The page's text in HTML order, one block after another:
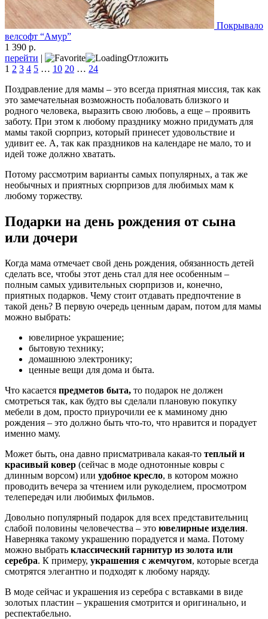
Покрывало
велсофт “Амур”
1 390 р.
перейти |
Отложить
1 2 3 4 5 … 10 20 … 24
Поздравление для мамы – это всегда приятная миссия, так как
это замечательная возможность побаловать близкого и
родного человека, выразить свою любовь, а еще – проявить
заботу. При этом к любому празднику можно придумать для
мамы такой сюрприз, который принесет удовольствие и
удивит ее. А, так как праздников на календаре не мало, то и
идей тоже должно хватать.
Потому рассмотрим варианты самых популярных, а так же
необычных и приятных сюрпризов для любимых мам к
любому торжеству.
Подарки на день рождения от сына
или дочери
Когда мама отмечает свой день рождения, обязанность детей
сделать все, чтобы этот день стал для нее особенным –
полным самых удивительных сюрпризов и, конечно,
приятных подарков. Чему стоит отдавать предпочтение в
такой день? В первую очередь ценным дарам, потом для мамы
можно выбрать:
ювелирное украшение;
бытовую технику;
домашнюю электронику;
ценные вещи для дома и быта.
Что касается предметов быта, то подарок не должен
смотреться так, как будто вы сделали плановую покупку
мебели в дом, просто приурочили ее к маминому дню
рождения – это должно быть что-то, что нравится и порадует
именно маму.
Может быть, она давно присматривала какая-то теплый и
красивый ковер (сейчас в моде однотонные ковры с
длинным ворсом) или удобное кресло, в котором можно
проводить вечера за чтением или рукоделием, просмотром
телепередач или любимых фильмов.
Довольно популярный подарок для всех представительниц
слабой половины человечества – это ювелирные изделия.
Наверняка такому украшению порадуется и мама. Потому
можно выбрать классический гарнитур из золота или
серебра. К примеру, украшения с жемчугом, которые всегда
смотрятся элегантно и подходят к любому наряду.
В моде сейчас и украшения из серебра с вставками в виде
золотых пластин – украшения смотрится и оригинально, и
респектабельно.